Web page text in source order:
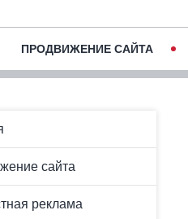
ПРОДВИЖЕНИЕ САЙТА
сайта
сайта с гарантией
реклама